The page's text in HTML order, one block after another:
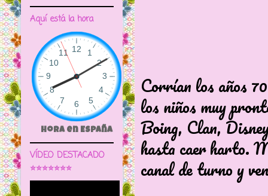
Corrían los años
los niños muy
Boing, Clan,
hasta caer harto.
canal de turno y
Aquí está la hora
Hora en España
VÍDEO DESTACADO
⭐⭐⭐⭐⭐⭐⭐